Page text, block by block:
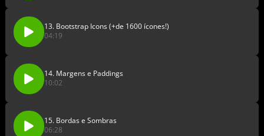
13. Bootstrap Icons (+de 1600 ícones!)
04:19
14. Margens e Paddings
10:02
15. Bordas e Sombras
06:28